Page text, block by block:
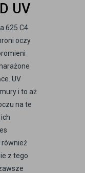
UV
625 C4
oczy
UV
i to aż
na te
również
z tego